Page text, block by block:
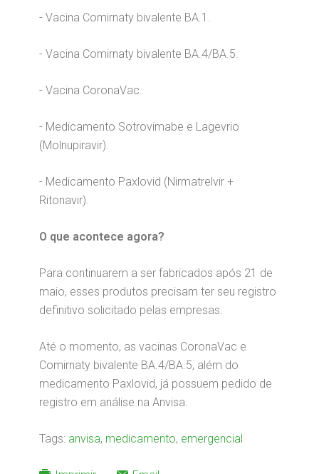
- Vacina Comirnaty bivalente BA.1.
- Vacina Comirnaty bivalente BA.4/BA.5.
- Vacina CoronaVac.
- Medicamento Sotrovimabe e Lagevrio
(Molnupiravir).
- Medicamento Paxlovid (Nirmatrelvir +
Ritonavir).
O que acontece agora?
Para continuarem a ser fabricados após 21 de
maio, esses produtos precisam ter seu registro
definitivo solicitado pelas empresas.
Até o momento, as vacinas CoronaVac e
Comirnaty bivalente BA.4/BA.5, além do
medicamento Paxlovid, já possuem pedido de
registro em análise na Anvisa.
Tags: anvisa, medicamento, emergencial